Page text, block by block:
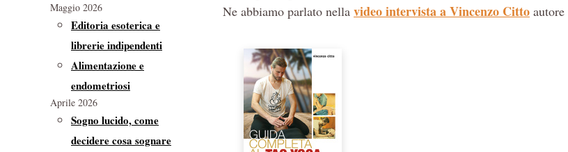
Ne abbiamo parlato nella video intervista a Vincenzo Citto
Maggio 2026
Editoria esoterica e
librerie indipendenti
Alimentazione e
endometriosi
Aprile 2026
Sogno lucido, come
decidere cosa sognare